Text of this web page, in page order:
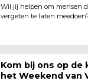
Wil jij helpen om mensen
vergeten te laten
Kom bij ons op de
het Weekend van